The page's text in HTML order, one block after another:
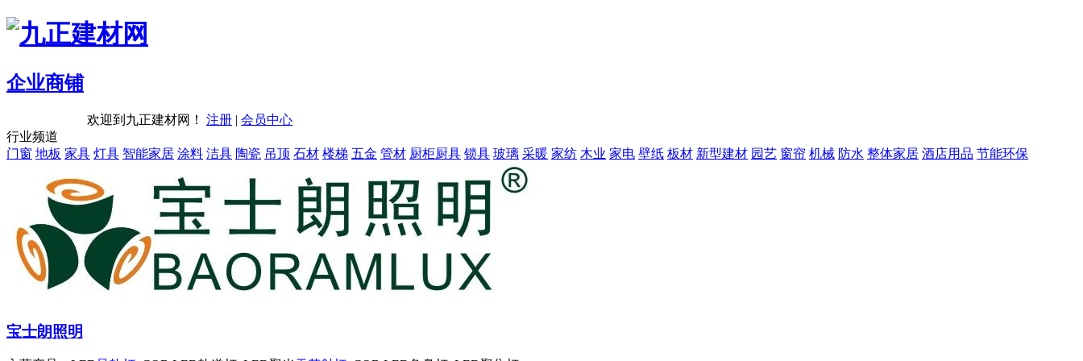
企业商铺
欢迎到九正建材网！ 注册 | 会员中心
行业频道
门窗 地板 家具 灯具 智能家居 涂料 洁具 陶瓷 吊顶 石材 楼梯 五金 管材 厨柜厨具 锁具 玻璃 采暖 家纺 木业 家电 壁纸 板材 新型建材 园艺 窗帘 机械 防水 整体家居 酒店用品 节能环保
宝士朗照明